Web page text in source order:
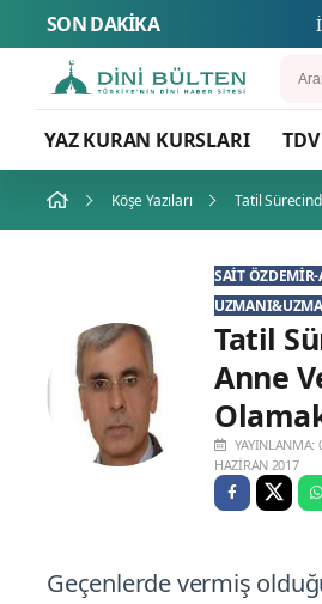
SON DAKİKA
YAZ KURAN KURSLARI TDV
Köşe Yazıları Tatil
SAIT
Tatil
Anne
YAYINLANMA:
HAZIRAN 2017
Geçenlerde vermiş